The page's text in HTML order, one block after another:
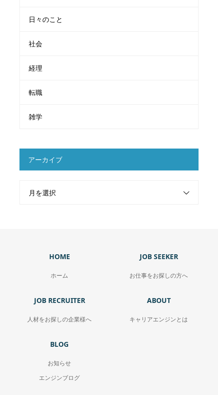
日々のこと
社会
経理
転職
雑学
アーカイブ
月を選択
HOME
ホーム
JOB SEEKER
お仕事をお探しの方へ
JOB RECRUITER
人材をお探しの企業様へ
ABOUT
キャリアエンジンとは
BLOG
お知らせ
エンジンブログ